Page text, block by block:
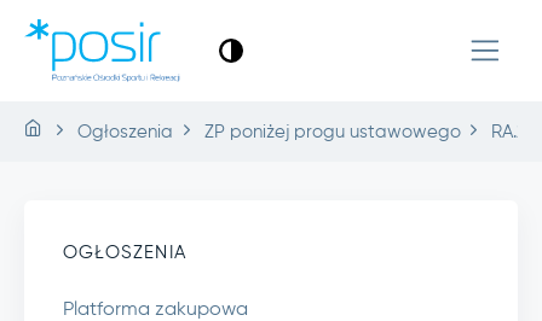
Ogłoszenia ZP poniżej progu ustawowego
OGŁOSZENIA
Platforma zakupowa